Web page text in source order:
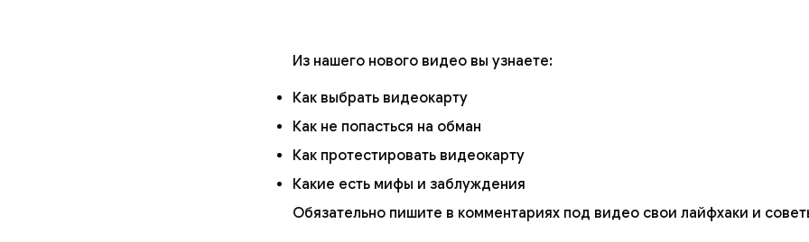
Из нашего нового видео вы узнаете:
Как выбрать видеокарту
Как не попасться на обман
Как протестировать видеокарту
Какие есть мифы и заблуждения
Обязательно пишите в комментариях под видео свои лайфхаки и